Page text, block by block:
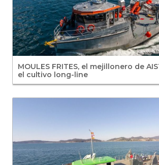
MOULES FRITES, el mejillonero de
el cultivo long-line